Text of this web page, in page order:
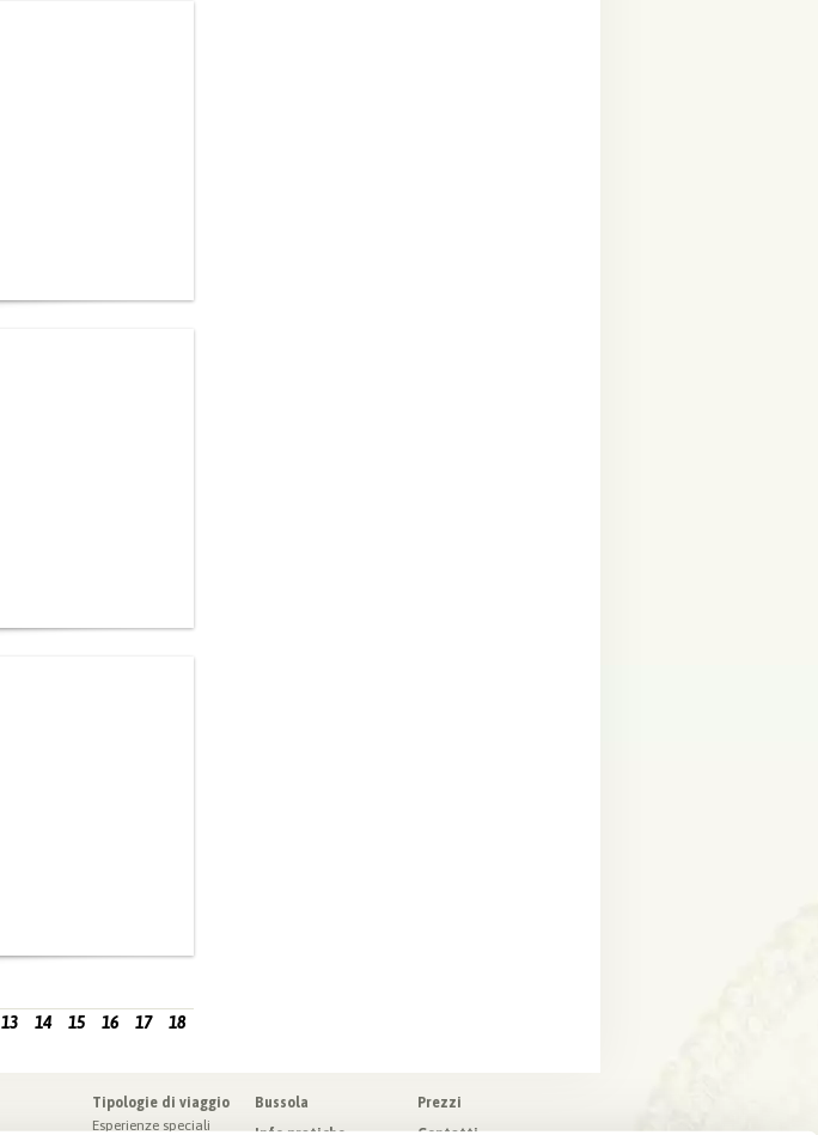
13 14 15 16 17 18
Tipologie di viaggio
Esperienze speciali
Bussola
Prezzi